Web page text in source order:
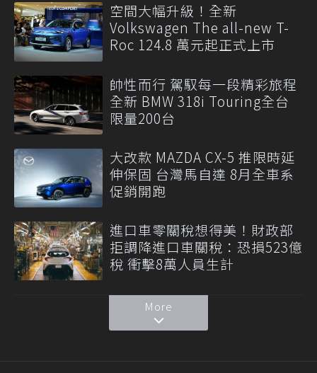
空間大幅升級！全新
Volkswagen The all-new T-
Roc 124.8 萬元起正式上市
帥性而行 駕馭每一段精彩旅程
全新 BMW 318i Touring全台
限量200台
大改款 MAZDA CX-5 推限時延
伸保固 台灣馬自達 8月全車系
促銷開跑
進口車零關稅想得美！財政部
拒調降進口車關稅：恐損523億
稅 衝擊8萬人員生計
More